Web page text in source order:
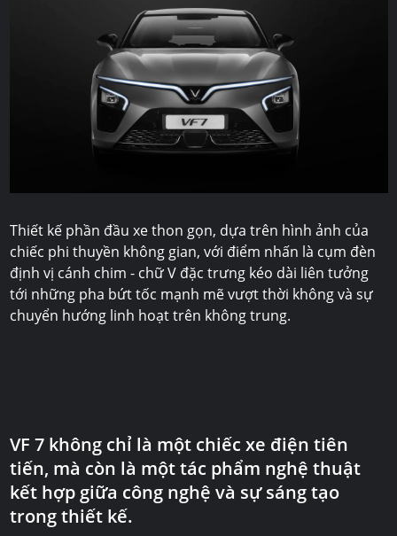
Thiết kế phần đầu xe thon gọn, dựa trên hình ảnh của
chiếc phi thuyền không gian, với điểm nhấn là cụm đèn
định vị cánh chim - chữ V đặc trưng kéo dài liên tưởng
tới những pha bứt tốc mạnh mẽ vượt thời không và sự
chuyển hướng linh hoạt trên không trung.
VF 7không chỉ là một chiếc xe điện tiên
tiến, mà còn là một tác phẩm nghệ thuật
kết hợp giữa công nghệ và sự sáng tạo
trong thiết kế.